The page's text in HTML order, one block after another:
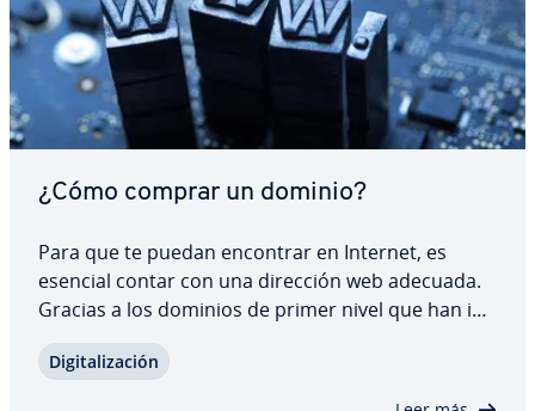
¿Cómo comprar un dominio?
Para que te puedan encontrar en Internet, es
esencial contar con una dirección web adecuada.
Gracias a los dominios de primer nivel que han ido
.blog, es más probable que puedas encontrar el
Di­gi­ta­li­za­ción